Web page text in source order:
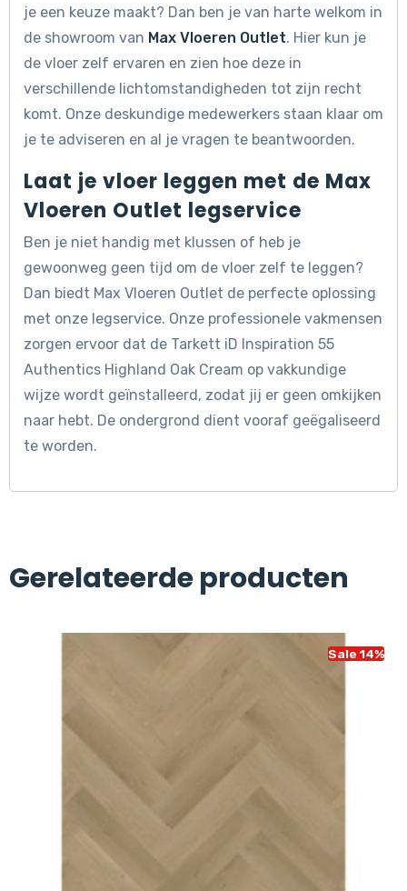
je een keuze maakt? Dan ben je van harte welkom in
de showroom van Max Vloeren Outlet. Hier kun je
de vloer zelf ervaren en zien hoe deze in
verschillende lichtomstandigheden tot zijn recht
komt. Onze deskundige medewerkers staan klaar om
je te adviseren en al je vragen te beantwoorden.
Laat je vloer leggen met de Max
Vloeren Outlet legservice
Ben je niet handig met klussen of heb je
gewoonweg geen tijd om de vloer zelf te leggen?
Dan biedt Max Vloeren Outlet de perfecte oplossing
met onze legservice. Onze professionele vakmensen
zorgen ervoor dat de Tarkett iD Inspiration 55
Authentics Highland Oak Cream op vakkundige
wijze wordt geïnstalleerd, zodat jij er geen omkijken
naar hebt. De ondergrond dient vooraf geëgaliseerd
te worden.
Gerelateerde producten
Sale 14%